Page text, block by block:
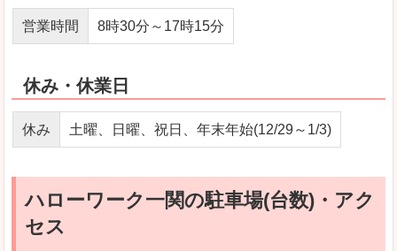
営業時間 8時30分～17時15分
休み・休業日
休み 土曜、日曜、祝日、年末年始(12/29～1/3)
ハローワーク一関の駐車場(台数)・アク
セス